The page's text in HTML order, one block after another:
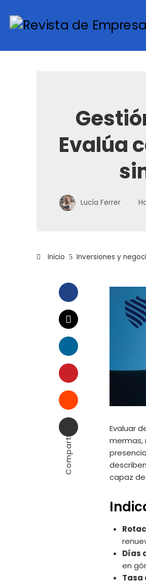
Evalúa
Lucía Ferrer
Inicio Inversiones y
Facebook
Twitter
LinkedIn
Pinterest
Stumbleupon
Email
Compartir
Evaluar
mermas,
capaz
Días
en
Tasa